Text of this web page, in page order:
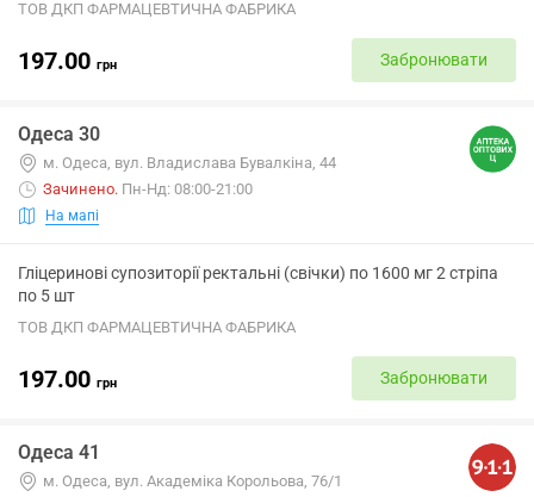
ТОВ ДКП ФАРМАЦЕВТИЧНА ФАБРИКА
197.00 грн Забронювати
Одеса 30
м. Одеса, вул. Владислава Бувалкіна, 44
Зачинено. Пн-Нд: 08:00-21:00
На мапі
Гліцеринові супозиторії ректальні (свічки) по 1600 мг 2 стріпа
по 5 шт
ТОВ ДКП ФАРМАЦЕВТИЧНА ФАБРИКА
197.00 грн Забронювати
Одеса 41
м. Одеса, вул. Академіка Корольова, 76/1